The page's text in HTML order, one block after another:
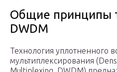
Общие принципы
DWDM
Технология уплотненного
мультиплексирования